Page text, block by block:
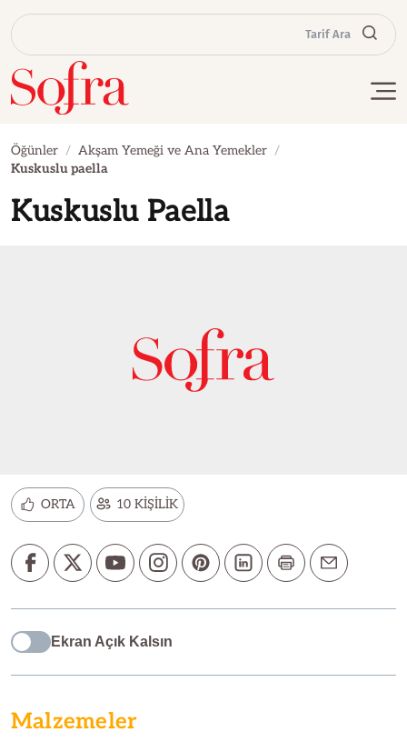
Tarif Ara
Öğünler
Akşam Yemeği ve Ana Yemekler
Kuskuslu paella
Kuskuslu Paella
ORTA 10 KİŞİLİK
Ekran Açık Kalsın
Malzemeler